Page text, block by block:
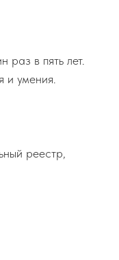
раз в пять лет.
и умения.
реестр,